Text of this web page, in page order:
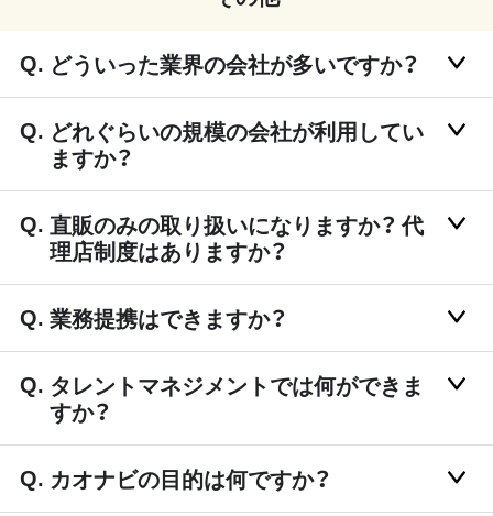
どういった業界の会社が多いですか？
どれぐらいの規模の会社が利用してい
ますか？
直販のみの取り扱いになりますか？ 代
理店制度はありますか？
業務提携はできますか？
タレントマネジメントでは何ができま
すか？
カオナビの目的は何ですか？